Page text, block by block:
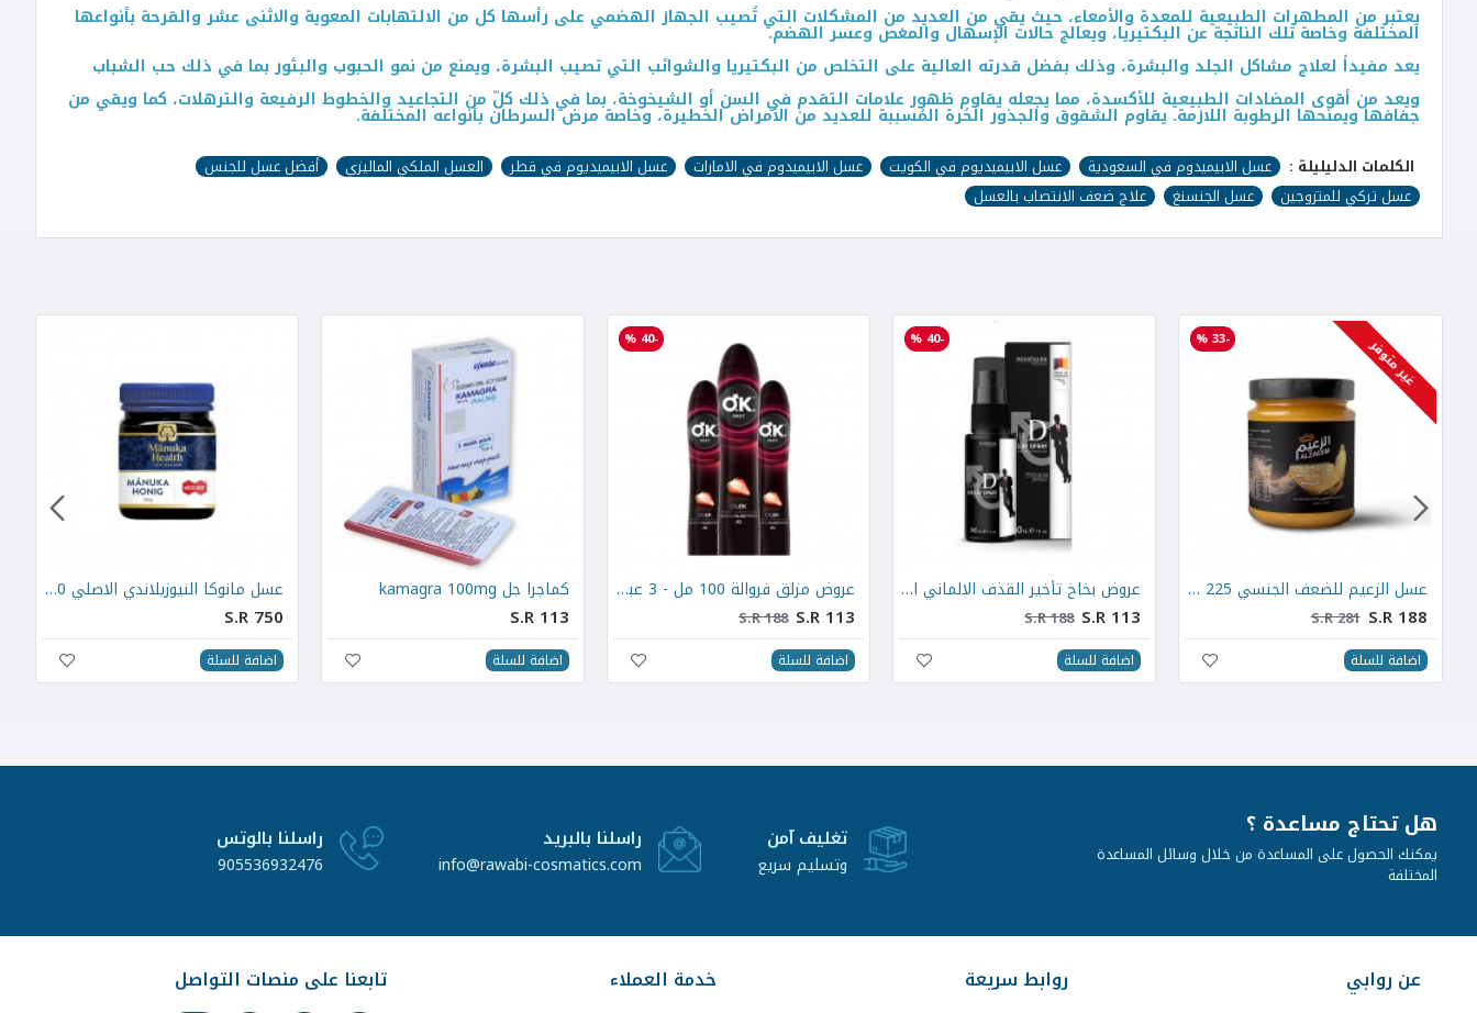
يعتبر من المطهرات الطبيعية للمعدة والأمعاء، حيث يقي من العديد من المشكلات التي تُصيب الجهاز الهضمي على رأسها كل من الالتهابات المعوية والاثنى عشر والقرحة بأنواعها
المختلفة وخاصة تلك الناتجة عن البكتيريا، ويعالج حالات الإسهال والمغص وعسر الهضم.
يعد مفيداً لعلاج مشاكل الجلد والبشرة، وذلك بفضل قدرته العالية على التخلص من البكتيريا والشوائب التي تصيب البشرة، ويمنع من نمو الحبوب والبثور بما في ذلك حب الشباب
ويعد من أقوى المضادات الطبيعية للأكسدة، مما يجعله يقاوم ظهور علامات التقدم في السن أو الشيخوخة، بما في ذلك كلّ من التجاعيد والخطوط الرفيعة والترهلات، كما ويقي من
جفافها ويمنحها الرطوبة اللازمة. يقاوم الشقوق والجذور الحُرة المُسببة للعديد من الأمراض الخطيرة، وخاصة مرض السرطان بأنواعه المختلفة.
الكلمات الدليليلة : عسل الابيميدوم في السعودية عسل الابيميديوم في الكويت عسل الابيميدوم في الامارات عسل الابيميديوم في قطر العسل الملكي الماليزي
أفضل عسل للجنس
عسل تركي للمتزوجين
عسل الجنسنغ علاج ضعف الانتصاب بالعسل
-33 % غير متوفر
عسل الزعيم للضعف الجنسي 225 غرام
S.R 188
S.R 281
اضافة للسلة
-40 %
عروض بخاخ تأخير القذف الالماني الاصلي 30 مل - 3 عبوات
S.R 113
S.R 188
اضافة للسلة
-40 %
عروض مزلق فروالة 100 مل - 3 عبوات
S.R 113
S.R 188
اضافة للسلة
كماجرا جل kamagra 100mg
S.R 113
اضافة للسلة
عسل مانوكا النيوزيلاندي الاصلي 250 gr
S.R 750
اضافة للسلة
هل تحتاج مساعدة ؟
يمكنك الحصول على المساعدة من خلال وسائل المساعدة
المختلفة
تغليف آمن
وتسليم سريع
راسلنا بالبريد
info@rawabi-cosmatics.com
راسلنا بالوتس
905536932476
عن روابي روابط سريعة خدمة العملاء تابعنا على منصات التواصل